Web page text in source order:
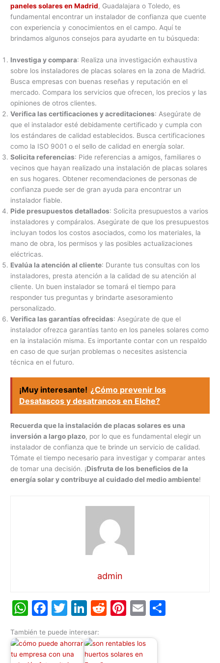
paneles solares en Madrid, Guadalajara o Toledo, es
fundamental encontrar un instalador de confianza que cuente
con experiencia y conocimientos en el campo. Aquí te
brindamos algunos consejos para ayudarte en tu búsqueda:
Investiga y compara: Realiza una investigación exhaustiva
sobre los instaladores de placas solares en la zona de Madrid.
Busca empresas con buenas reseñas y reputación en el
mercado. Compara los servicios que ofrecen, los precios y las
opiniones de otros clientes.
Verifica las certificaciones y acreditaciones: Asegúrate de
que el instalador esté debidamente certificado y cumpla con
los estándares de calidad establecidos. Busca certificaciones
como la ISO 9001 o el sello de calidad en energía solar.
Solicita referencias: Pide referencias a amigos, familiares o
vecinos que hayan realizado una instalación de placas solares
en sus hogares. Obtener recomendaciones de personas de
confianza puede ser de gran ayuda para encontrar un
instalador fiable.
Pide presupuestos detallados: Solicita presupuestos a varios
instaladores y compáralos. Asegúrate de que los presupuestos
incluyan todos los costos asociados, como los materiales, la
mano de obra, los permisos y las posibles actualizaciones
eléctricas.
Evalúa la atención al cliente: Durante tus consultas con los
instaladores, presta atención a la calidad de su atención al
cliente. Un buen instalador se tomará el tiempo para
responder tus preguntas y brindarte asesoramiento
personalizado.
Verifica las garantías ofrecidas: Asegúrate de que el
instalador ofrezca garantías tanto en los paneles solares como
en la instalación misma. Es importante contar con un respaldo
en caso de que surjan problemas o necesites asistencia
técnica en el futuro.
¡Muy interesante! ¿Cómo prevenir los
Desatascos y desatrancos en Elche?
Recuerda que la instalación de placas solares es una
inversión a largo plazo, por lo que es fundamental elegir un
instalador de confianza que te brinde un servicio de calidad.
Tómate el tiempo necesario para investigar y comparar antes
de tomar una decisión. ¡Disfruta de los beneficios de la
energía solar y contribuye al cuidado del medio ambiente!
admin
W
at
s
F
c
e
T
itt
er
Li
k
e
R
d
di
Pi
er
e
E
ai
También te puede interesar: